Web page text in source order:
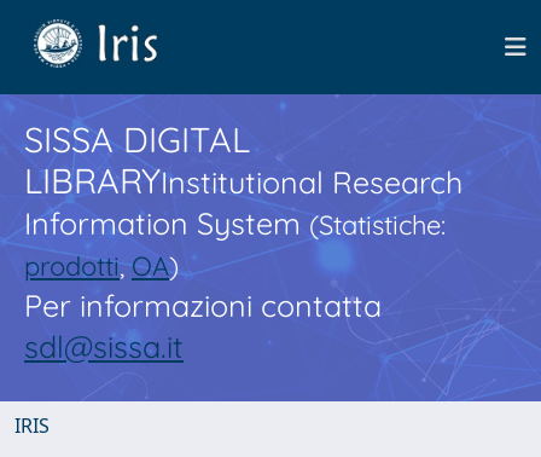
SISSA DIGITAL
LIBRARYInstitutional Research
Information System(Statistiche:
prodotti,OA)
Per informazioni contatta
sdl@sissa.it
IRIS